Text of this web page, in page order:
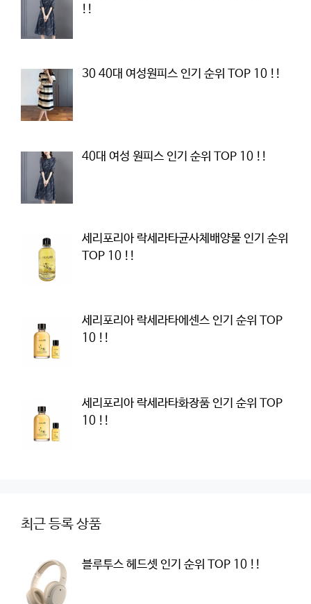
!!
30 40대 여성원피스 인기 순위 TOP 10 !!
40대 여성 원피스 인기 순위 TOP 10 !!
세리포리아 락세라타균사체배양물 인기 순위
TOP 10 !!
세리포리아 락세라타에센스 인기 순위 TOP
10 !!
세리포리아 락세라타화장품 인기 순위 TOP
10 !!
최근 등록 상품
블루투스 헤드셋 인기 순위 TOP 10 !!